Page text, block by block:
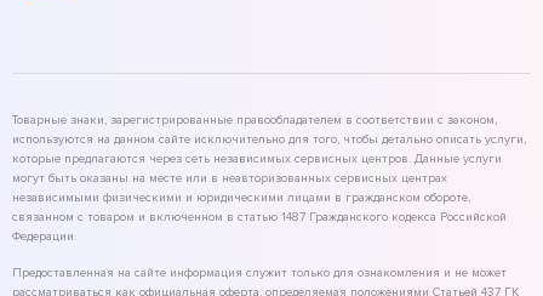
Товарные знаки, зарегистрированные правообладателем в соответствии с законом,
используются на данном сайте исключительно для того, чтобы детально описать услуги,
которые предлагаются через сеть независимых сервисных центров. Данные услуги
могут быть оказаны на месте или в неавторизованных сервисных центрах
независимыми физическими и юридическими лицами в гражданском обороте,
связанном с товаром и включенном в статью 1487 Гражданского кодекса Российской
Федерации.
Предоставленная на сайте информация служит только для ознакомления и не может
рассматриваться как официальная оферта, определяемая положениями Статьей 437 ГК